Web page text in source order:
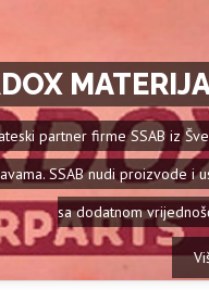
– Vodeni
deformacija prilikom